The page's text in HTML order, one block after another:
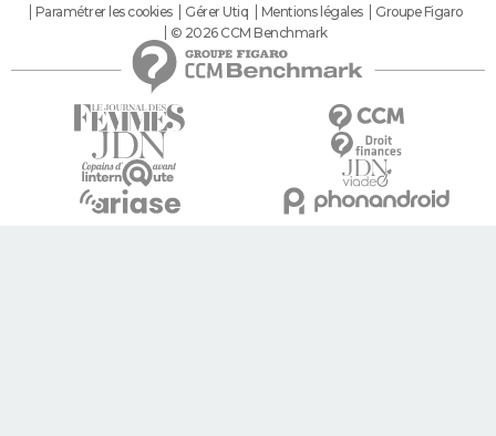
Paramétrer les cookies
Gérer Utiq Mentions légales
Groupe Figaro
© 2026 CCM Benchmark